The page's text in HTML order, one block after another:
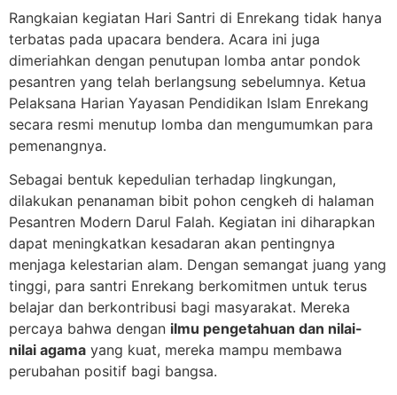
Rangkaian kegiatan Hari Santri di Enrekang tidak hanya
terbatas pada upacara bendera. Acara ini juga
dimeriahkan dengan penutupan lomba antar pondok
pesantren yang telah berlangsung sebelumnya. Ketua
Pelaksana Harian Yayasan Pendidikan Islam Enrekang
secara resmi menutup lomba dan mengumumkan para
pemenangnya.
Sebagai bentuk kepedulian terhadap lingkungan,
dilakukan penanaman bibit pohon cengkeh di halaman
Pesantren Modern Darul Falah. Kegiatan ini diharapkan
dapat meningkatkan kesadaran akan pentingnya
menjaga kelestarian alam. Dengan semangat juang yang
tinggi, para santri Enrekang berkomitmen untuk terus
belajar dan berkontribusi bagi masyarakat. Mereka
percaya bahwa dengan ilmu pengetahuan dan nilai-
nilai agama yang kuat, mereka mampu membawa
perubahan positif bagi bangsa.